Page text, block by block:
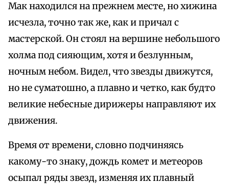
Мак находился на прежнем месте, но хижина
исчезла, точно так же, как и причал с
мастерской. Он стоял на вершине небольшого
холма под сияющим, хотя и безлунным,
ночным небом. Видел, что звезды движутся,
но не суматошно, а плавно и четко, как будто
великие небесные дирижеры направляют их
движения.
Время от времени, словно подчиняясь
какому-то знаку, дождь комет и метеоров
осыпал ряды звезд, изменяя их плавный